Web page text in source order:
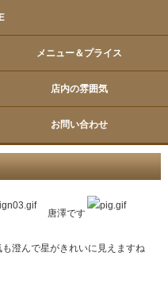
メニュー＆プライス
店内の雰囲気
お問い合わせ
唐澤です
も澄んで星がきれいに見えますね